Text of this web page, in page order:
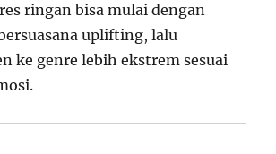
ringan bisa mulai dengan
uplifting, lalu
ke genre lebih ekstrem sesuai